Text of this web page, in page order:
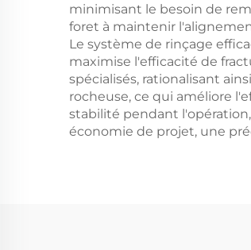
minimisant le besoin de
foret à maintenir
Le système de rinçage
maximise l'efficacité de
spécialisés, rationalisant
rocheuse, ce qui améliore
stabilité pendant
économie de projet, une